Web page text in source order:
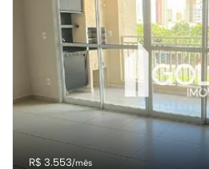
R$ 3.553/mês